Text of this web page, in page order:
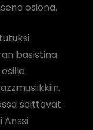
osiona.
basistina.
soittavat